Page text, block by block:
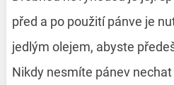
před a po použití pánve je
jedlým olejem, abyste
Nikdy nesmíte pánev